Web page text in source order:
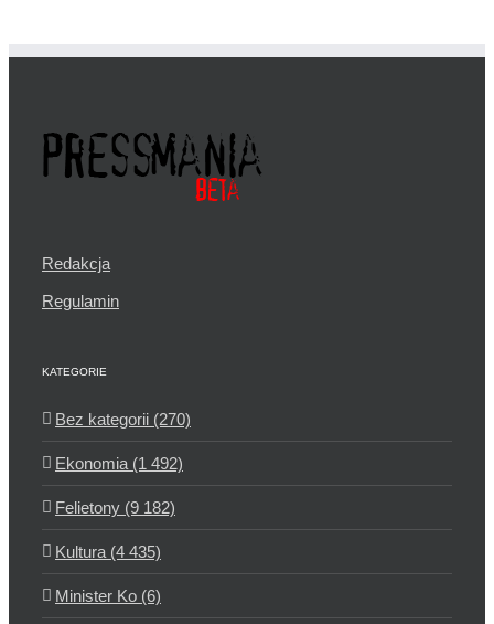
Redakcja
Regulamin
KATEGORIE
Bez kategorii (270)
Ekonomia (1 492)
Felietony (9 182)
Kultura (4 435)
Minister Ko (6)